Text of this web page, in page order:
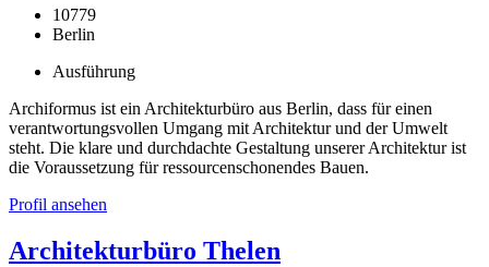
10779
Berlin
Ausführung
Archiformus ist ein Architekturbüro aus Berlin, dass für einen
verantwortungsvollen Umgang mit Architektur und der Umwelt
steht. Die klare und durchdachte Gestaltung unserer Architektur ist
die Voraussetzung für ressourcenschonendes Bauen.
Profil ansehen
Architekturbüro Thelen